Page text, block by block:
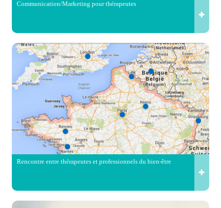
Communication/Marketing pour thérapeutes
Rencontre entre thérapeutes et professionnels du bien-être